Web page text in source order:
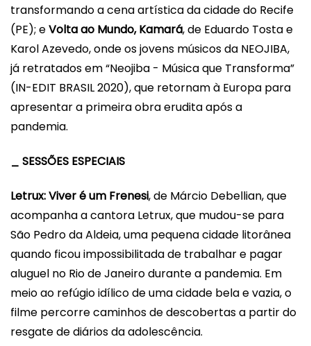
transformando a cena artística da cidade do Recife
(PE); eVolta ao Mundo, Kamará, de Eduardo Tosta e
Karol Azevedo, onde os jovens músicos da NEOJIBA,
já retratados em “Neojiba - Música que Transforma”
(IN-EDIT BRASIL2020), que retornam à Europa para
apresentar a primeira obra erudita após a
pandemia.
_ SESSÕES ESPECIAIS
Letrux: Viver é um Frenesi, de Márcio Debellian, que
acompanha a cantora Letrux, que mudou-se para
São Pedro da Aldeia, uma pequena cidade litorânea
quando ficou impossibilitada de trabalhar e pagar
aluguel no Rio de Janeiro durante a pandemia. Em
meio ao refúgio idílico de uma cidade bela e vazia, o
filme percorre caminhos de descobertas a partir do
resgate de diários da adolescência.